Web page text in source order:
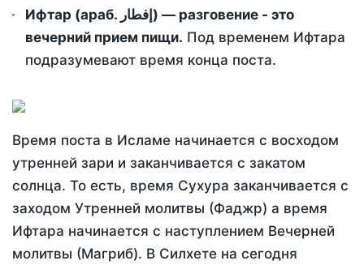
Ифтар (араб. إفطار) — разговение - это
вечерний прием пищи. Под временем Ифтара
подразумевают время конца поста.
Время поста в Исламе начинается с восходом
утренней зари и заканчивается с закатом
солнца. То есть, время Сухура заканчивается с
заходом Утренней молитвы (Фаджр) а время
Ифтара начинается с наступлением Вечерней
молитвы (Магриб). В Силхете на сегодня